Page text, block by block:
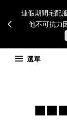
連假期間宅配
他不可抗力
選單